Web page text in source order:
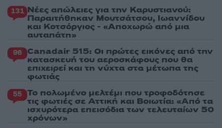
131 Νέες απώλειες για την Καρυστιανού:
Παραιτήθηκαν Μουτσάτσου, Ιωαννίδου
και Κοτσόργιος - «Αποχωρώ από μια
αυταπάτη»
96 Canadair 515: Οι πρώτες εικόνες από την
κατασκευή του αεροσκάφους που θα
επιχειρεί και τη νύχτα στα μέτωπα της
φωτιάς
55 Το πολωμένο μελτέμι που τροφοδότησε
τις φωτιές σε Αττική και Βοιωτία: «Από τα
ισχυρότερα επεισόδια των τελευταίων 50
χρόνων»